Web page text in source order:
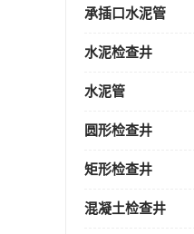
承插口水泥管
水泥检查井
水泥管
圆形检查井
矩形检查井
混凝土检查井